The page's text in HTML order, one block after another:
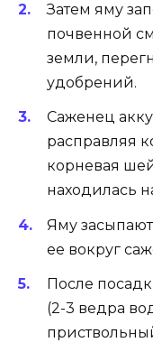
Затем яму
почвенной
земли,
удобрений.
Саженец
расправляя
корневая
находилась
Яму
ее вокруг
После
(2-3 ведра